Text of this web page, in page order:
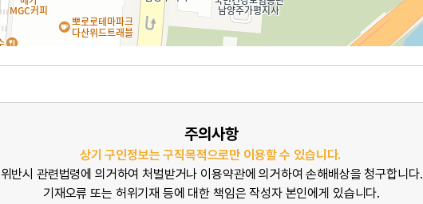
주의사항
상기 구인정보는 구직목적으로만 이용할 수 있습니다.
위반시 관련법령에 의거하여 처벌받거나 이용약관에 의거하여 손해배상을 청구합니다.
기재오류 또는 허위기재 등에 대한 책임은 작성자 본인에게 있습니다.